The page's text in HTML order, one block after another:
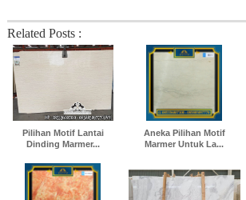
Related Posts :
Pilihan Motif Lantai
Dinding Marmer...
Aneka Pilihan Motif
Marmer Untuk La...